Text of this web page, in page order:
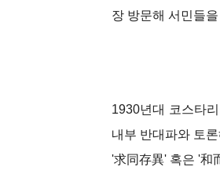
장 방문해 서민들
1930년대 코스타
내부 반대파와 토
'求同存異' 혹은 '和